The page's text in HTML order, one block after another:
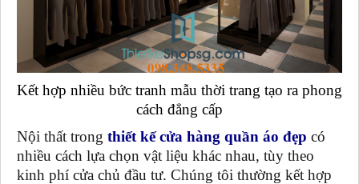
Kết hợp nhiều bức tranh mẫu thời trang tạo ra phong
cách đẳng cấp
Nội thất trong thiết kế cửa hàng quần áo đẹp có
nhiều cách lựa chọn vật liệu khác nhau, tùy theo
kinh phí cửa chủ đầu tư. Chúng tôi thường kết hợp